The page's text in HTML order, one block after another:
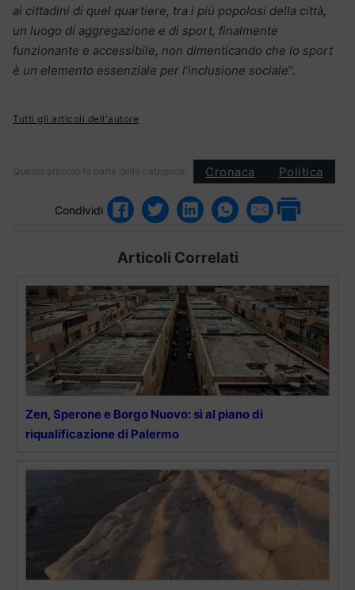
ai cittadini di quel quartiere, tra i più popolosi della città,
un luogo di aggregazione e di sport, finalmente
funzionante e accessibile, non dimenticando che lo sport
è un elemento essenziale per l’inclusione sociale“.
Tutti gli articoli dell'autore
Questo articolo fa parte delle categorie: Cronaca Politica
Condividi
Articoli Correlati
Zen, Sperone e Borgo Nuovo: sì al piano di
riqualificazione di Palermo